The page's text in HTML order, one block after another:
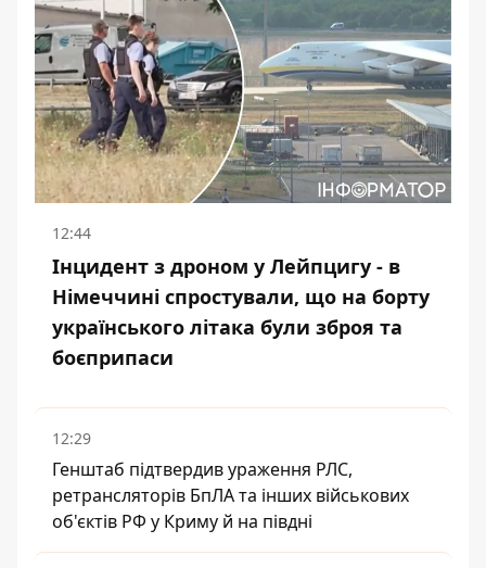
12:44
Інцидент з дроном у Лейпцигу - в
Німеччині спростували, що на борту
українського літака були зброя та
боєприпаси
12:29
Генштаб підтвердив ураження РЛС,
ретрансляторів БпЛА та інших військових
об'єктів РФ у Криму й на півдні